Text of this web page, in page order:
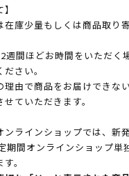
庫少量もしくは商品取り
週間ほどお時間をいただく
さい。
理由で商品をお届けできな
ていただきます。
ンラインショップでは、新
期間オンラインショップ単
。